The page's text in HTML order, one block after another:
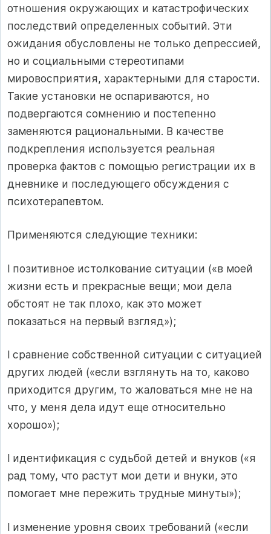
отношения окружающих и катастрофических
последствий определенных событий. Эти
ожидания обусловлены не только депрессией,
но и социальными стереотипами
мировосприятия, характерными для старости.
Такие установки не оспариваются, но
подвергаются сомнению и постепенно
заменяются рациональными. В качестве
подкрепления используется реальная
проверка фактов с помощью регистрации их в
дневнике и последующего обсуждения с
психотерапевтом.
Применяются следующие техники:
l позитивное истолкование ситуации («в моей
жизни есть и прекрасные вещи; мои дела
обстоят не так плохо, как это может
показаться на первый взгляд»);
l сравнение собственной ситуации с ситуацией
других людей («если взглянуть на то, каково
приходится другим, то жаловаться мне не на
что, у меня дела идут еще относительно
хорошо»);
l идентификация с судьбой детей и внуков («я
рад тому, что растут мои дети и внуки, это
помогает мне пережить трудные минуты»);
l изменение уровня своих требований («если